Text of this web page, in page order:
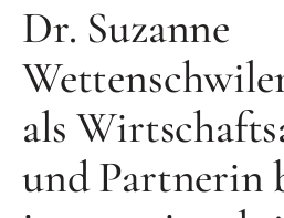
Dr. Suzanne
als
und Partnerin